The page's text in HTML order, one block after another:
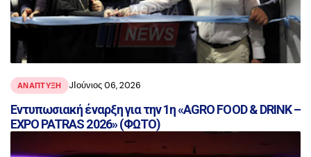
ΑΝΑΠΤΥΞΗ JΙούνιος 06, 2026
Εντυπωσιακή έναρξη για την 1η «AGRO FOOD & DRINK –
EXPO PATRAS 2026» (ΦΩΤΟ)